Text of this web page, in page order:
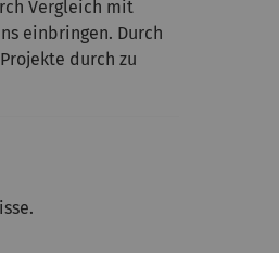
Vergleich mit
einbringen. Durch
durch zu